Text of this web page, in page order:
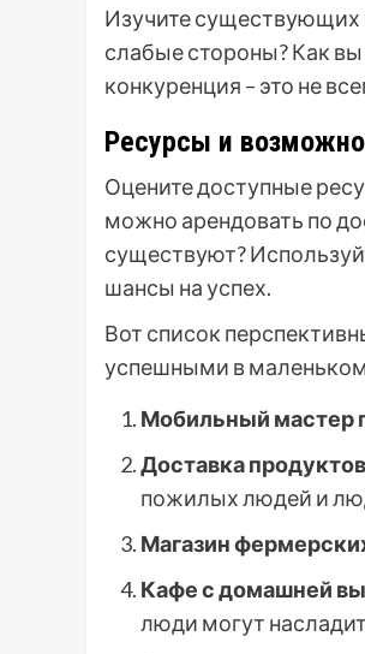
Изучите существующих
слабые стороны? Как
конкуренция – это не
Ресурсы и
Оцените доступные
можно арендовать по
существуют?
шансы на успех.
Вот список
успешными в
Мобильный мастер
Доставка
пожилых людей и
Магазин
Кафе с домашней
люди могут